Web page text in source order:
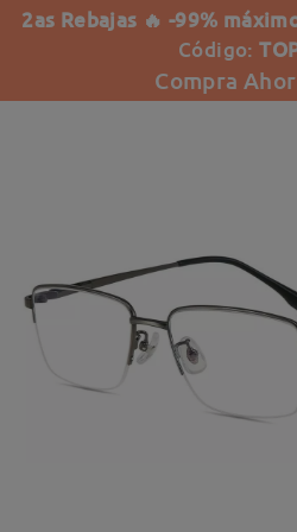
2as Rebajas 🔥 -99%
Código:
Compra